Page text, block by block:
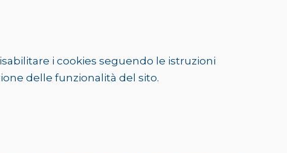
i cookies seguendo le istruzioni
delle funzionalità del sito.